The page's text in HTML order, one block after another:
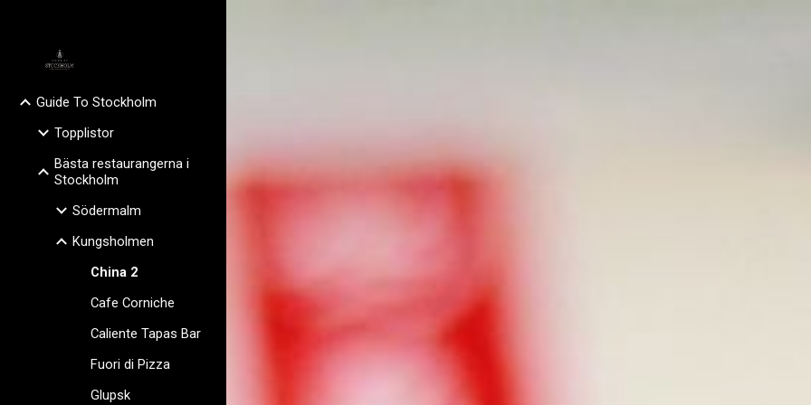
Guide To Stockholm
Topplistor
Bästa restaurangerna i
Stockholm
Södermalm
Kungsholmen
China 2
Cafe Corniche
Caliente Tapas Bar
Fuori di Pizza
Glupsk